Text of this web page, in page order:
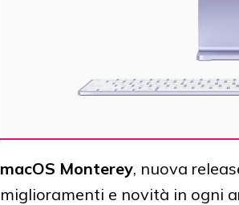
macOS Monterey, nuova
miglioramenti e novità in ogni